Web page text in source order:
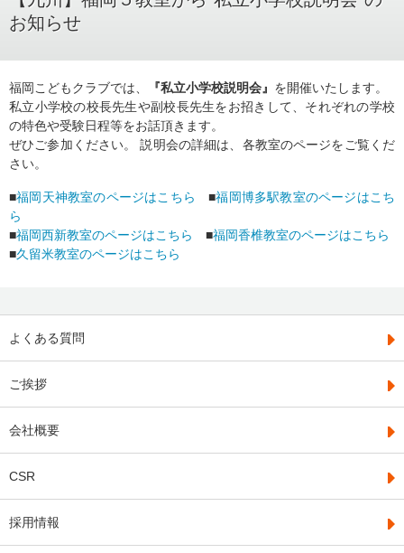
お知らせ
福岡こどもクラブでは、 『私立小学校説明会』 を開催いたします。
私立小学校の校長先生や副校長先生をお招きして、それぞれの学校
の特色や受験日程等をお話頂きます。
ぜひご参加ください。 説明会の詳細は、各教室のページをご覧くだ
さい。
■福岡天神教室のページはこちら ■福岡博多駅教室のページはこち
ら
■福岡西新教室のページはこちら ■福岡香椎教室のページはこちら
■久留米教室のページはこちら
よくある質問
ご挨拶
会社概要
CSR
採用情報